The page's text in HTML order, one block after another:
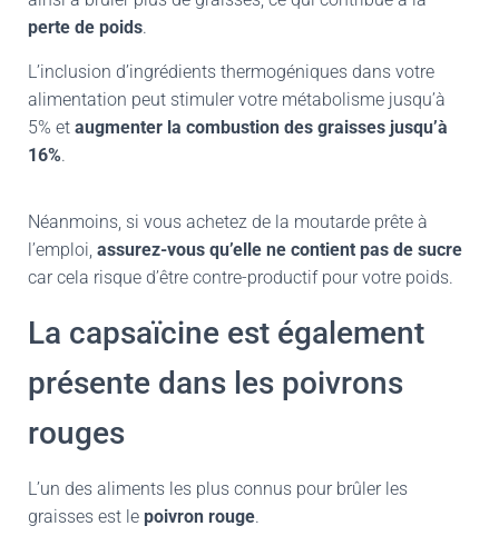
perte de poids.
L’inclusion d’ingrédients thermogéniques dans votre
alimentation peut stimuler votre métabolisme jusqu’à
5% et augmenter la combustion des graisses jusqu’à
16%.
Néanmoins, si vous achetez de la moutarde prête à
l’emploi, assurez-vous qu’elle ne contient pas de sucre
car cela risque d’être contre-productif pour votre poids.
La capsaïcine est également
présente dans les poivrons
rouges
L’un des aliments les plus connus pour brûler les
graisses est le poivron rouge.